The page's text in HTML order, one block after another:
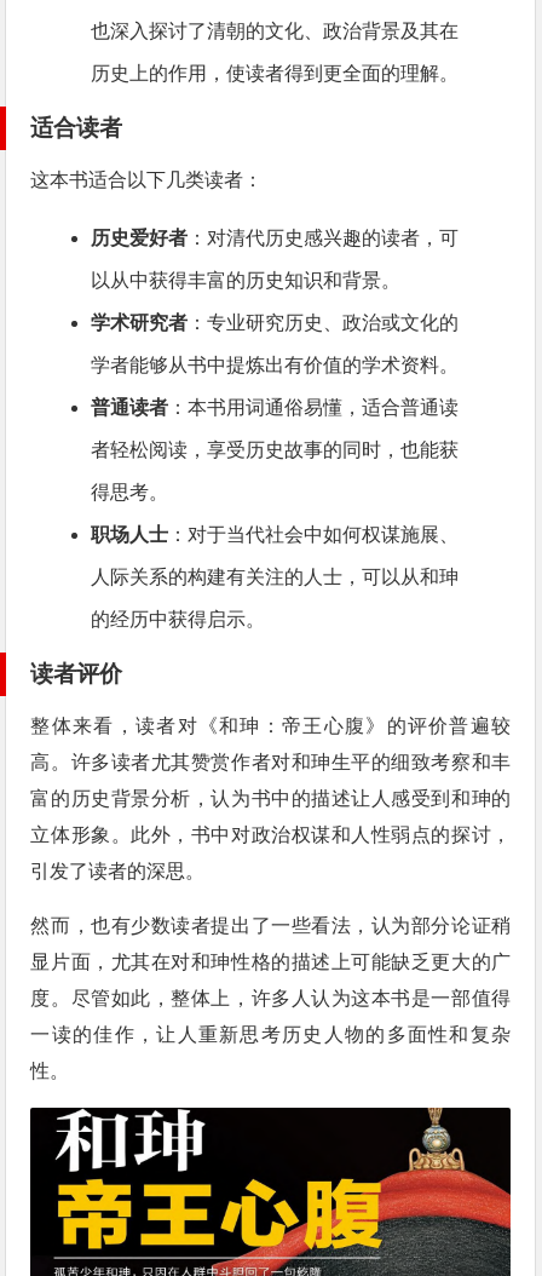
也深入探讨了清朝的文化、政治背景及其在
历史上的作用，使读者得到更全面的理解。
适合读者
这本书适合以下几类读者：
历史爱好者 ：对清代历史感兴趣的读者，可
以从中获得丰富的历史知识和背景。
学术研究者 ：专业研究历史、政治或文化的
学者能够从书中提炼出有价值的学术资料。
普通读者 ：本书用词通俗易懂，适合普通读
者轻松阅读，享受历史故事的同时，也能获
得思考。
职场人士 ：对于当代社会中如何权谋施展、
人际关系的构建有关注的人士，可以从和珅
的经历中获得启示。
读者评价
整体来看，读者对《和珅：帝王心腹》的评价普遍较
高。许多读者尤其赞赏作者对和珅生平的细致考察和丰
富的历史背景分析，认为书中的描述让人感受到和珅的
立体形象。此外，书中对政治权谋和人性弱点的探讨，
引发了读者的深思。
然而，也有少数读者提出了一些看法，认为部分论证稍
显片面，尤其在对和珅性格的描述上可能缺乏更大的广
度。尽管如此，整体上，许多人认为这本书是一部值得
一读的佳作，让人重新思考历史人物的多面性和复杂
性。